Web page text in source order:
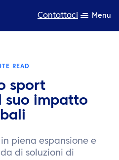
Contattaci Menu
READ
sport
suo impatto
piena espansione e
di soluzioni di